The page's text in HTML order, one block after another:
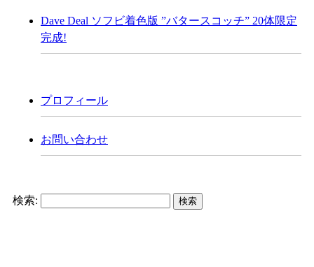
Dave Deal ソフビ着色版 ”バタースコッチ” 20体限定
完成!
プロフィール
お問い合わせ
検索: